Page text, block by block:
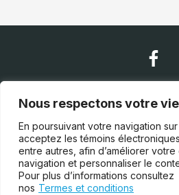
Nous respectons votre
En poursuivant votre navigation
acceptez les témoins
entre autres, afin d’améliorer
navigation et personnaliser le
Pour plus d’informations consultez
nos Termes et conditions
Nous
(450) 628-